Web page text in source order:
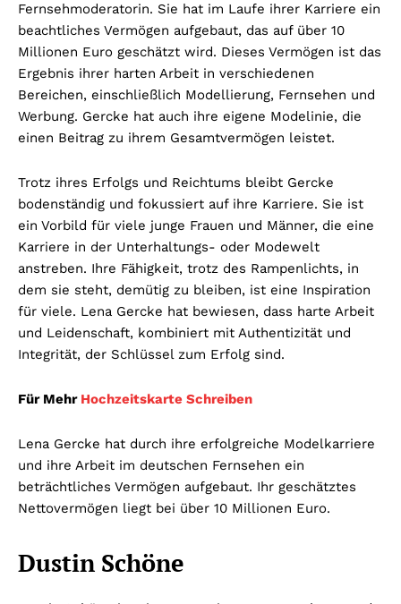
Fernsehmoderatorin. Sie hat im Laufe ihrer Karriere ein
beachtliches Vermögen aufgebaut, das auf über 10
Millionen Euro geschätzt wird. Dieses Vermögen ist das
Ergebnis ihrer harten Arbeit in verschiedenen
Bereichen, einschließlich Modellierung, Fernsehen und
Werbung. Gercke hat auch ihre eigene Modelinie, die
einen Beitrag zu ihrem Gesamtvermögen leistet.
Trotz ihres Erfolgs und Reichtums bleibt Gercke
bodenständig und fokussiert auf ihre Karriere. Sie ist
ein Vorbild für viele junge Frauen und Männer, die eine
Karriere in der Unterhaltungs- oder Modewelt
anstreben. Ihre Fähigkeit, trotz des Rampenlichts, in
dem sie steht, demütig zu bleiben, ist eine Inspiration
für viele. Lena Gercke hat bewiesen, dass harte Arbeit
und Leidenschaft, kombiniert mit Authentizität und
Integrität, der Schlüssel zum Erfolg sind.
Für Mehr Hochzeitskarte Schreiben
Lena Gercke hat durch ihre erfolgreiche Modelkarriere
und ihre Arbeit im deutschen Fernsehen ein
beträchtliches Vermögen aufgebaut. Ihr geschätztes
Nettovermögen liegt bei über 10 Millionen Euro.
Dustin Schöne